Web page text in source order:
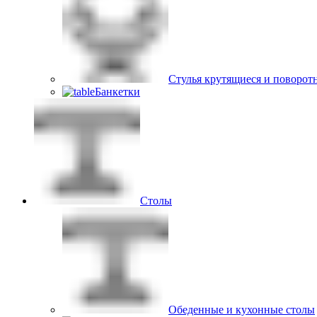
Стулья крутящиеся и
Банкетки
Столы
Обеденные и кухонные столы